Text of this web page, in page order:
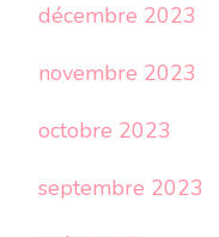
décembre 2023
novembre 2023
octobre 2023
septembre 2023